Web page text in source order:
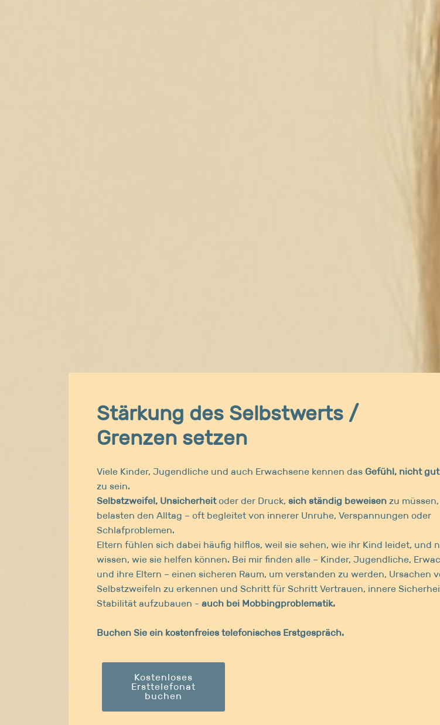
Stärkung des Selbstwerts /
Grenzen setzen
Viele Kinder, Jugendliche und auch Erwachsene kennen das Gefühl, nicht
zu sein.
Selbstzweifel, Unsicherheitoder der Druck, sich ständig beweisen zu müssen,
belasten den Alltag – oft begleitet von innerer Unruhe, Verspannungen oder
Schlafproblemen.
Eltern fühlen sich dabei häufig hilflos, weil sie sehen, wie ihr Kind leidet, und
wissen, wie sie helfen können. Bei mir finden alle – Kinder, Jugendliche,
und ihre Eltern – einen sicheren Raum, um verstanden zu werden, Ursachen
Selbstzweifeln zu erkennen und Schritt für Schritt Vertrauen, innere
Stabilität aufzubauen - auch bei Mobbingproblematik.
Buchen Sie ein kostenfreies telefonisches Erstgespräch.
Kostenloses
Ersttelefonat
buchen